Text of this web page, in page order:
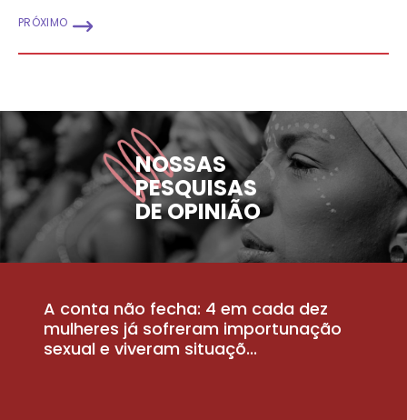
PRÓXIMO
NOSSAS
PESQUISAS
DE OPINIÃO
A conta não fecha: 4 em cada dez
mulheres já sofreram importunação
sexual e viveram situaçõ...